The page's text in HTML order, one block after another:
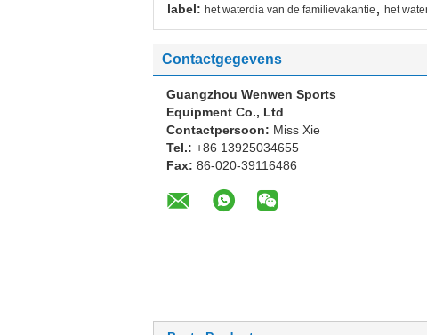
label: het waterdia van de familievakantie het
Contactgegevens
Guangzhou Wenwen Sports
Equipment Co., Ltd
Contactpersoon: Miss Xie
Tel.: +86 13925034655
Fax: 86-020-39116486